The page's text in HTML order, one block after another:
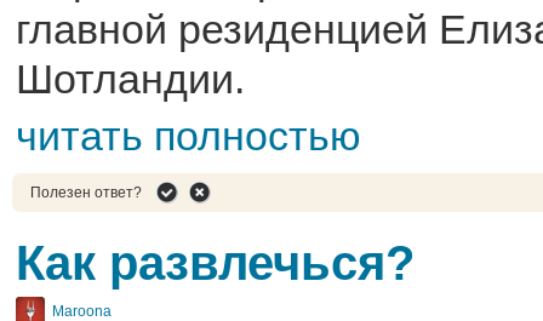
главной резиденцией
Шотландии.
читать полностью
Полезен ответ?
Как развлечься?
Maroona